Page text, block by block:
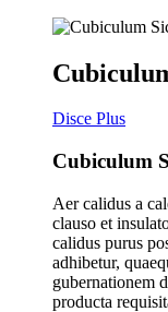
Disce Plus
Cubiculum
Aer calidus a
clauso et
calidus purus
adhibetur,
gubernationem
producta